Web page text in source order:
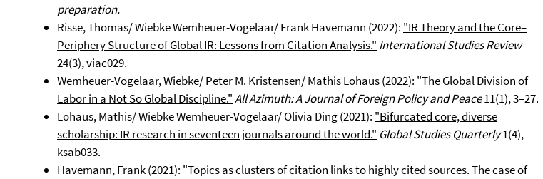
preparation.
Risse, Thomas/ Wiebke Wemheuer-Vogelaar/ Frank Havemann (2022): "IR Theory and the Core–
Periphery Structure of Global IR: Lessons from Citation Analysis." International Studies Review
24(3), viac029.
Wemheuer-Vogelaar, Wiebke/ Peter M. Kristensen/ Mathis Lohaus (2022): "The Global Division of
Labor in a Not So Global Discipline."All Azimuth: A Journal of Foreign Policy and Peace11(1), 3–27.
Lohaus, Mathis/ Wiebke Wemheuer-Vogelaar/ Olivia Ding (2021): "Bifurcated core, diverse
scholarship: IR research in seventeen journals around the world." Global Studies Quarterly1(4),
ksab033.
Havemann, Frank (2021): "Topics as clusters of citation links to highly cited sources. The case of